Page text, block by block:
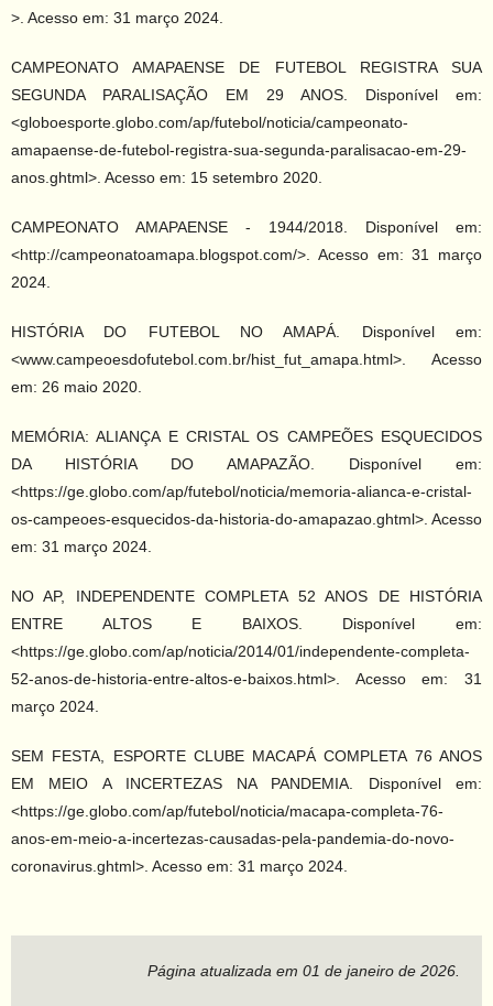
>. Acesso em: 31 março 2024.
CAMPEONATO AMAPAENSE DE FUTEBOL REGISTRA SUA
SEGUNDA PARALISAÇÃO EM 29 ANOS. Disponível em:
<globoesporte.globo.com/ap/futebol/noticia/campeonato-
amapaense-de-futebol-registra-sua-segunda-paralisacao-em-29-
anos.ghtml>. Acesso em: 15 setembro 2020.
CAMPEONATO AMAPAENSE - 1944/2018. Disponível em:
<http://campeonatoamapa.blogspot.com/>. Acesso em: 31 março
2024.
HISTÓRIA DO FUTEBOL NO AMAPÁ. Disponível em:
<www.campeoesdofutebol.com.br/hist_fut_amapa.html>. Acesso
em: 26 maio 2020.
MEMÓRIA: ALIANÇA E CRISTAL OS CAMPEÕES ESQUECIDOS
DA HISTÓRIA DO AMAPAZÃO. Disponível em:
<https://ge.globo.com/ap/futebol/noticia/memoria-alianca-e-cristal-
os-campeoes-esquecidos-da-historia-do-amapazao.ghtml>. Acesso
em: 31 março 2024.
NO AP, INDEPENDENTE COMPLETA 52 ANOS DE HISTÓRIA
ENTRE ALTOS E BAIXOS. Disponível em:
<https://ge.globo.com/ap/noticia/2014/01/independente-completa-
52-anos-de-historia-entre-altos-e-baixos.html>. Acesso em: 31
março 2024.
SEM FESTA, ESPORTE CLUBE MACAPÁ COMPLETA 76 ANOS
EM MEIO A INCERTEZAS NA PANDEMIA. Disponível em:
<https://ge.globo.com/ap/futebol/noticia/macapa-completa-76-
anos-em-meio-a-incertezas-causadas-pela-pandemia-do-novo-
coronavirus.ghtml>. Acesso em: 31 março 2024.
Página atualizada em 01 de janeiro de 2026.